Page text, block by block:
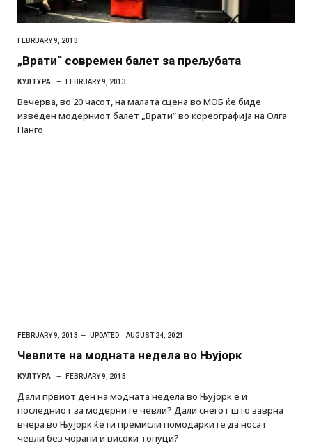
FEBRUARY 9, 2013
„Врати“ современ балет за прељубата
КУЛТУРА FEBRUARY 9, 2013
Вечерва, во 20 часот, на малата сцена во МОБ ќе биде
изведен модерниот балет „Врати” во кореографија на Олга
Панго
FEBRUARY 9, 2013 UPDATED: AUGUST 24, 2021
Чевлите на модната недела во Њујорк
КУЛТУРА FEBRUARY 9, 2013
Дали првиот ден на модната недела во Њујорк е и
последниот за модерните чевли? Дали снегот што заврна
вчера во Њујорк ќе ги премисли помодарките да носат
чевли без чорапи и високи топуци?